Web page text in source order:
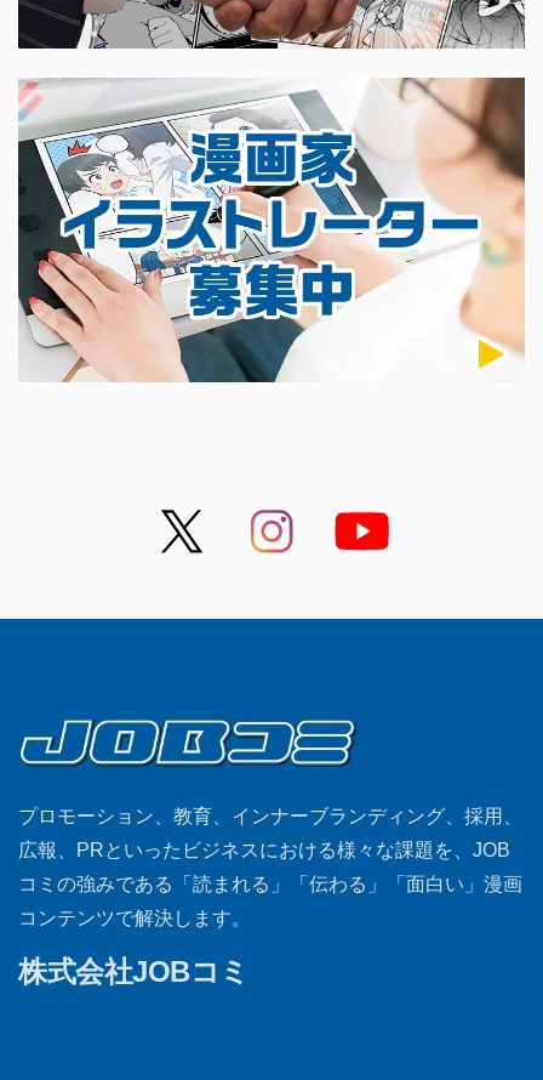
プロモーション、教育、インナーブランディング、採用、
広報、PRといったビジネスにおける様々な課題を、JOB
コミの強みである「読まれる」「伝わる」「面白い」漫画
コンテンツで解決します。
株式会社JOBコミ